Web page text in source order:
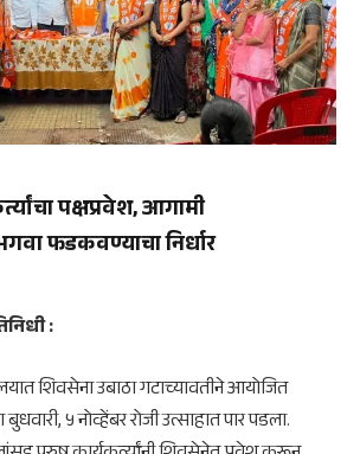
पक्षप्रवेश, आगामी
फडकवण्याचा निर्धार
:
शिवसेना उबाठा गटाच्यावतीने आयोजित
५ नोव्हेंबर रोजी उत्साहात पार पडला.